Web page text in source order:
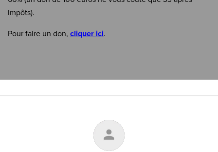
impôts).
Pour faire un don, cliquer ici.